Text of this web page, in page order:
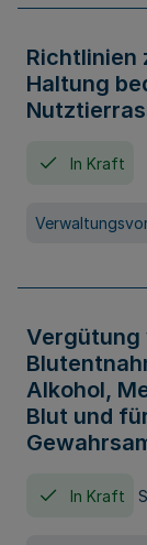
Richtlinien
Haltung
In Kraft
Vergütung
Alkohol,
Blut und
In Kraft